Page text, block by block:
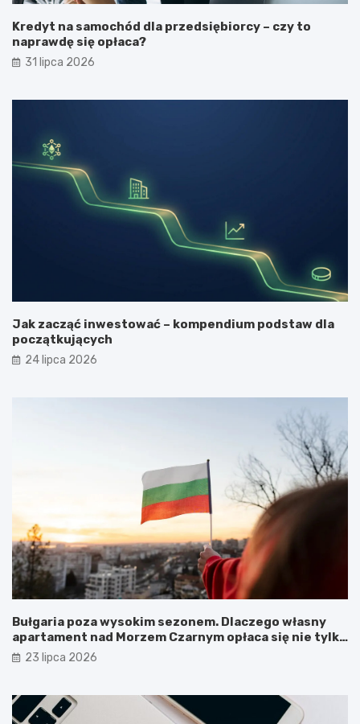
Kredyt na samochód dla przedsiębiorcy – czy to
naprawdę się opłaca?
31 lipca 2026
Jak zacząć inwestować – kompendium podstaw dla
początkujących
24 lipca 2026
Bułgaria poza wysokim sezonem. Dlaczego własny
apartament nad Morzem Czarnym opłaca się nie tylko
latem?
23 lipca 2026